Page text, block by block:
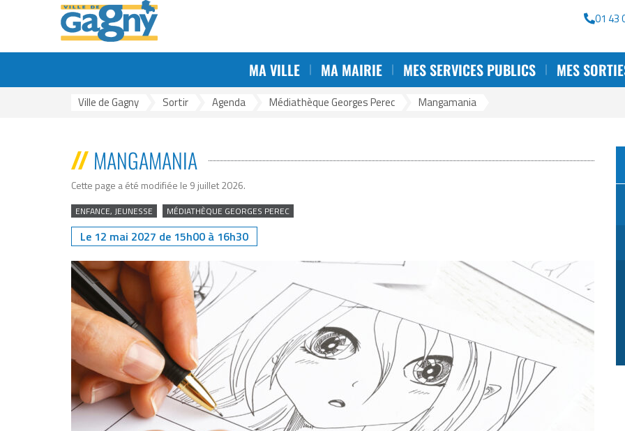
Gestion des traceursAller au menu Aller au contenu
01 43
MA VILLE MA MAIRIE MES SERVICES PUBLICS MES
Ville de Gagny Sortir Agenda Médiathèque Georges Perec Mangamania
MANGAMANIA
Cette page a été modifiée le 9 juillet 2026.
ENFANCE, JEUNESSE MÉDIATHÈQUE GEORGES PEREC
Le 12 mai 2027 de 15h00 à 16h30